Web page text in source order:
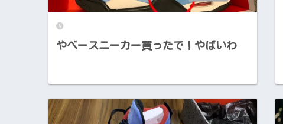
やべースニーカー買ったで！やばいわ